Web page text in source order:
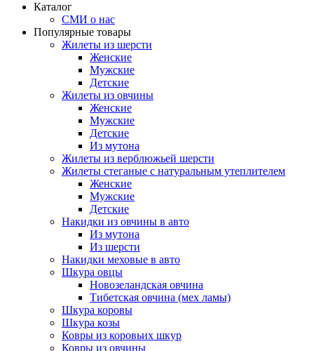
Каталог
СМИ о нас
Популярные товары
Жилеты из шерсти
Женские
Мужские
Детские
Жилеты из овчины
Женские
Мужские
Детские
Из мутона
Жилеты из верблюжьей шерсти
Жилеты стеганые с натуральным утеплителем
Женские
Мужские
Детские
Накидки из овчины в авто
Из мутона
Из шерсти
Накидки меховые в авто
Шкура овцы
Новозеландская овчина
Тибетская овчина (мех ламы)
Шкура коровы
Шкура козы
Ковры из коровьих шкур
Ковры из овчины